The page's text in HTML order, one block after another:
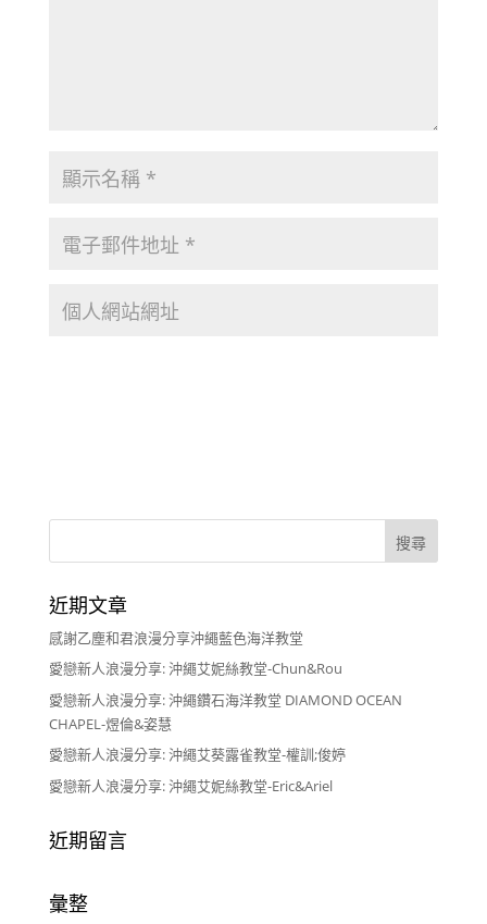
近期文章
感謝乙塵和君浪漫分享沖繩藍色海洋教堂
愛戀新人浪漫分享: 沖繩艾妮絲教堂-Chun&Rou
愛戀新人浪漫分享: 沖繩鑽石海洋教堂 DIAMOND OCEAN
CHAPEL-煜倫&姿慧
愛戀新人浪漫分享: 沖繩艾葵露雀教堂-權訓;俊婷
愛戀新人浪漫分享: 沖繩艾妮絲教堂-Eric&Ariel
近期留言
彙整